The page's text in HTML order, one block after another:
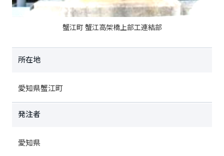
所在地
愛知県蟹江町
発注者
愛知県
蟹江町 蟹江高架橋上部工連結部